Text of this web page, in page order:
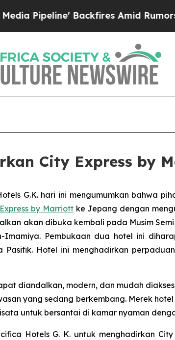
Amid Rumors Trump Will
City Express by
G.K. hari ini mengumumkan bahwa
by Marriottke Jepang dengan
akan dibuka kembali pada Musim
Pembukaan dua hotel ini
Pasifik. Hotel ini menghadirkan
diandalkan, modern, dan mudah
yang sedang berkembang. Merek
untuk bersantai di kamar nyaman
Hotels G. K. untuk menghadirkan